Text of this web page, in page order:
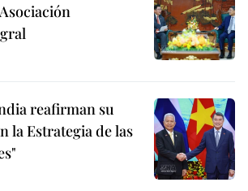
reafirman su
la Estrategia de las